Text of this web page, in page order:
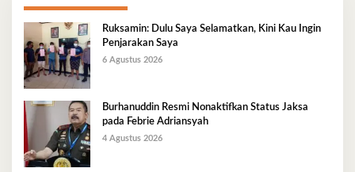
Ruksamin: Dulu Saya Selamatkan, Kini Kau Ingin
Penjarakan Saya
6 Agustus 2026
Burhanuddin Resmi Nonaktifkan Status Jaksa
pada Febrie Adriansyah
4 Agustus 2026